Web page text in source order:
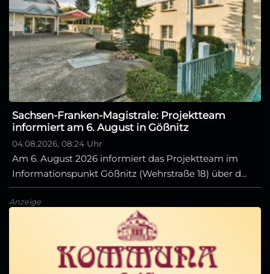
Sachsen-Franken-Magistrale: Projektteam
informiert am 6. August in Gößnitz
04.08.2026, 08:24 Uhr
Am 6. August 2026 informiert das Projektteam im
Informationspunkt Gößnitz (Wehrstraße 18) über d...
Anzeige